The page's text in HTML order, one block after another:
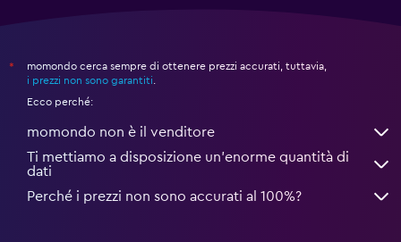
*
momondo cerca sempre di ottenere prezzi accurati, tuttavia,
i prezzi non sono garantiti.
Ecco perché:
momondo non è il venditore
Ti mettiamo a disposizione un’enorme quantità di
dati
Perché i prezzi non sono accurati al 100%?